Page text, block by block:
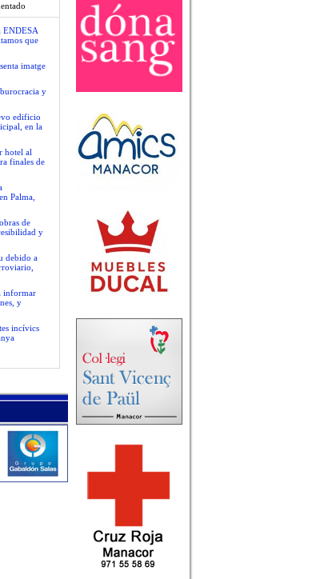
ENDESA
que
imatge
y
edificio
en la
hotel al
finales de
Palma,
de
y
debido a
informar
y
incívics